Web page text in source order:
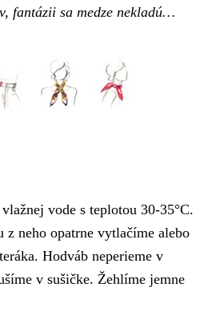
fantázii sa medze nekladú…
vode s teplotou 30-35°C.
z neho opatrne vytlačíme alebo
Hodváb neperieme v
v sušičke. Žehlíme jemne